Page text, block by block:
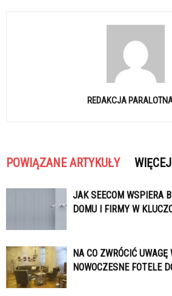
REDAKCJA
POWIĄZANE ARTYKUŁY
JAK SEECOM WSPIERA
DOMU I FIRMY W
NA CO ZWRÓCIĆ
NOWOCZESNE FOTELE